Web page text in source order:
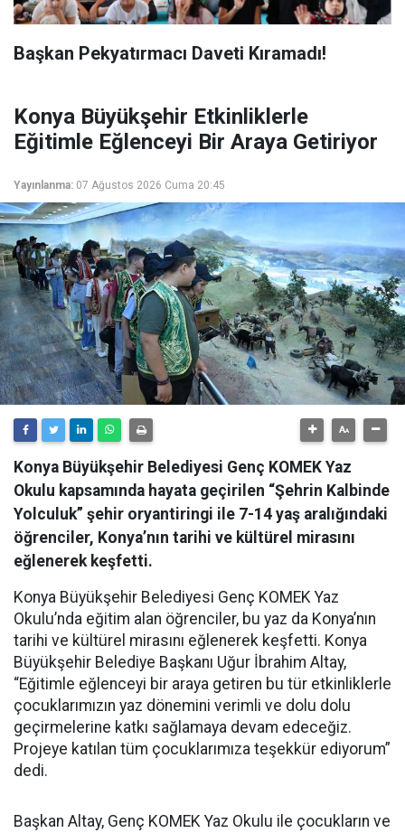
Başkan Pekyatırmacı Daveti Kıramadı!
Konya Büyükşehir Etkinliklerle
Eğitimle Eğlenceyi Bir Araya Getiriyor
Yayınlanma: 07 Ağustos 2026 Cuma 20:45
Konya Büyükşehir Belediyesi Genç KOMEK Yaz
Okulu kapsamında hayata geçirilen “Şehrin Kalbinde
Yolculuk” şehir oryantiringi ile 7-14 yaş aralığındaki
öğrenciler, Konya’nın tarihi ve kültürel mirasını
eğlenerek keşfetti.
Konya Büyükşehir Belediyesi Genç KOMEK Yaz
Okulu’nda eğitim alan öğrenciler, bu yaz da Konya’nın
tarihi ve kültürel mirasını eğlenerek keşfetti. Konya
Büyükşehir Belediye Başkanı Uğur İbrahim Altay,
“Eğitimle eğlenceyi bir araya getiren bu tür etkinliklerle
çocuklarımızın yaz dönemini verimli ve dolu dolu
geçirmelerine katkı sağlamaya devam edeceğiz.
Projeye katılan tüm çocuklarımıza teşekkür ediyorum”
dedi.
Başkan Altay, Genç KOMEK Yaz Okulu ile çocukların ve